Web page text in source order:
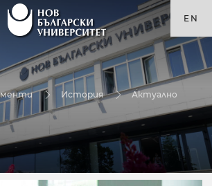
EN
История Актуално